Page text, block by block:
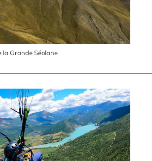
la Grande Séolane